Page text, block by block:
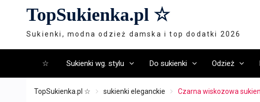
TopSukienka.pl ☆
Sukienki, modna odzież damska i top dodatki 2026
☆ Sukienki wg. stylu Do sukienki Odzież
TopSukienka.pl ☆ sukienki eleganckie Czarna wiskozowa